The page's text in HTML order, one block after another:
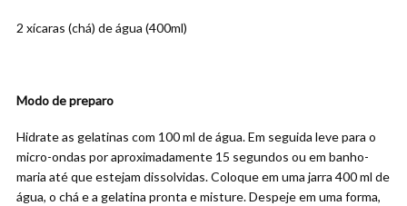
2 xícaras (chá) de água (400ml)
Modo de preparo
Hidrate as gelatinas com 100 ml de água. Em seguida leve para o
micro-ondas por aproximadamente 15 segundos ou em banho-
maria até que estejam dissolvidas. Coloque em uma jarra 400 ml de
água, o chá e a gelatina pronta e misture. Despeje em uma forma,